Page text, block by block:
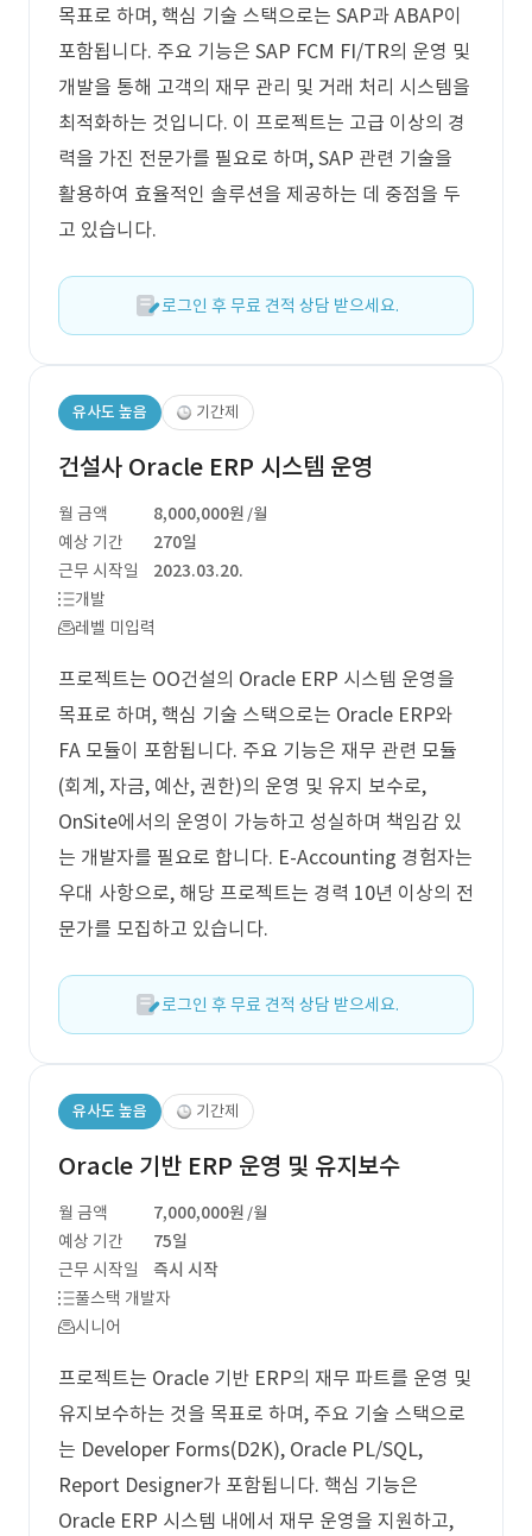
목표로 하며, 핵심 기술 스택으로는 SAP과 ABAP이
포함됩니다. 주요 기능은 SAP FCM FI/TR의 운영 및
개발을 통해 고객의 재무 관리 및 거래 처리 시스템을
최적화하는 것입니다. 이 프로젝트는 고급 이상의 경
력을 가진 전문가를 필요로 하며, SAP 관련 기술을
활용하여 효율적인 솔루션을 제공하는 데 중점을 두
고 있습니다.
로그인 후 무료 견적 상담 받으세요.
유사도 높음 기간제
건설사 Oracle ERP 시스템 운영
월 금액 8,000,000원 /월
예상 기간
270일
근무 시작일
2023.03.20.
개발
레벨 미입력
프로젝트는 OO건설의 Oracle ERP 시스템 운영을
목표로 하며, 핵심 기술 스택으로는 Oracle ERP와
FA 모듈이 포함됩니다. 주요 기능은 재무 관련 모듈
(회계, 자금, 예산, 권한)의 운영 및 유지 보수로,
OnSite에서의 운영이 가능하고 성실하며 책임감 있
는 개발자를 필요로 합니다. E-Accounting 경험자는
우대 사항으로, 해당 프로젝트는 경력 10년 이상의 전
문가를 모집하고 있습니다.
로그인 후 무료 견적 상담 받으세요.
유사도 높음 기간제
Oracle 기반 ERP 운영 및 유지보수
월 금액 7,000,000원 /월
예상 기간
75일
근무 시작일
즉시 시작
풀스택 개발자
시니어
프로젝트는 Oracle 기반 ERP의 재무 파트를 운영 및
유지보수하는 것을 목표로 하며, 주요 기술 스택으로
는 Developer Forms(D2K), Oracle PL/SQL,
Report Designer가 포함됩니다. 핵심 기능은
Oracle ERP 시스템 내에서 재무 운영을 지원하고,